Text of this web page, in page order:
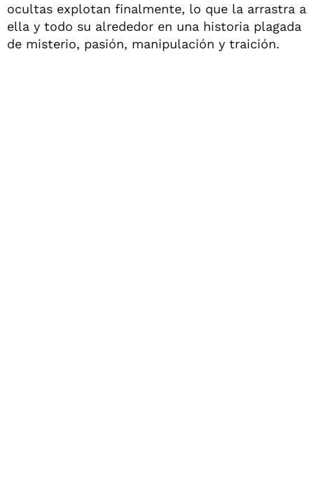
ocultas explotan finalmente, lo que la arrastra a
ella y todo su alrededor en una historia plagada
de misterio, pasión, manipulación y traición.